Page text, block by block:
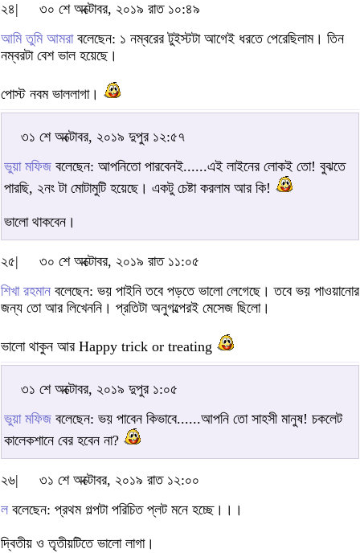
২৪|
৩০ শে অক্টোবর, ২০১৯ রাত ১০:৪৯
আমি তুমি আমরাবলেছেন: ১ নম্বরের টুইস্টটা আগেই ধরতে পেরেছিলাম। তিন
নম্বরটা বেশ ভাল হয়েছে।
পোস্ট নবম ভাললাগা।
৩১ শে অক্টোবর, ২০১৯ দুপুর ১২:৫৭
ভুয়া মফিজ বলেছেন: আপনিতো পারবেনই......এই লাইনের লোকই তো! বুঝতে
পারছি, ২নং টা মোটামুটি হয়েছে। একটু চেষ্টা করলাম আর কি!
ভালো থাকবেন।
২৫|
৩০ শে অক্টোবর, ২০১৯ রাত ১১:০৫
শিখা রহমান বলেছেন: ভয় পাইনি তবে পড়তে ভালো লেগেছে। তবে ভয় পাওয়ানোর
জন্য তো আর লিখেননি। প্রতিটা অনুগল্পেরই মেসেজ ছিলো।
ভালো থাকুন আর Happy trick or treating
৩১ শে অক্টোবর, ২০১৯ দুপুর ১:০৫
ভুয়া মফিজ বলেছেন: ভয় পাবেন কিভাবে......আপনি তো সাহসী মানুষ! চকলেট
কালেকশানে বের হবেন না?
২৬|
৩১ শে অক্টোবর, ২০১৯ রাত ১২:০০
ল বলেছেন: প্রথম গল্পটা পরিচিত প্লট মনে হচ্ছে।।।
দ্বিতীয় ও তৃতীয়টিতে ভালো লাগা।